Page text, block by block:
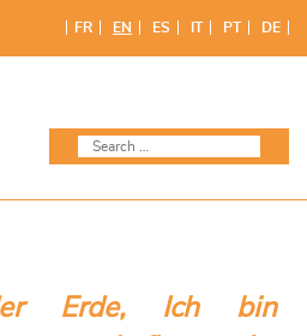
FR EN ES IT PT DE
Erde, Ich bin